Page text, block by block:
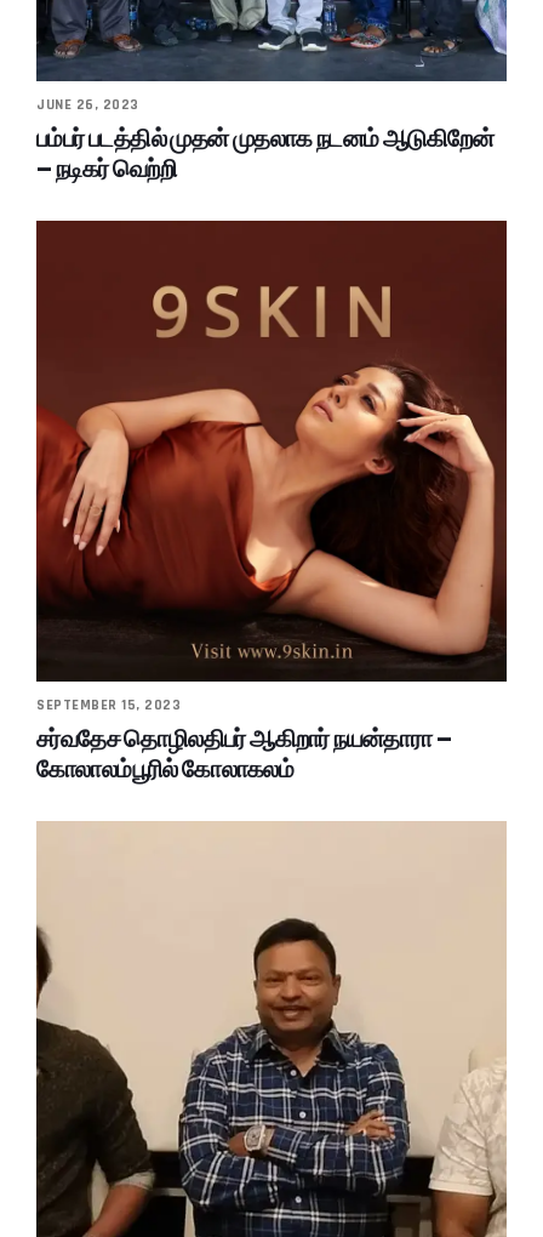
JUNE 26, 2023
பம்பர் படத்தில் முதன் முதலாக நடனம் ஆடுகிறேன்
– நடிகர் வெற்றி
SEPTEMBER 15, 2023
சர்வதேச தொழிலதிபர் ஆகிறார் நயன்தாரா –
கோலாலம்பூரில் கோலாகலம்